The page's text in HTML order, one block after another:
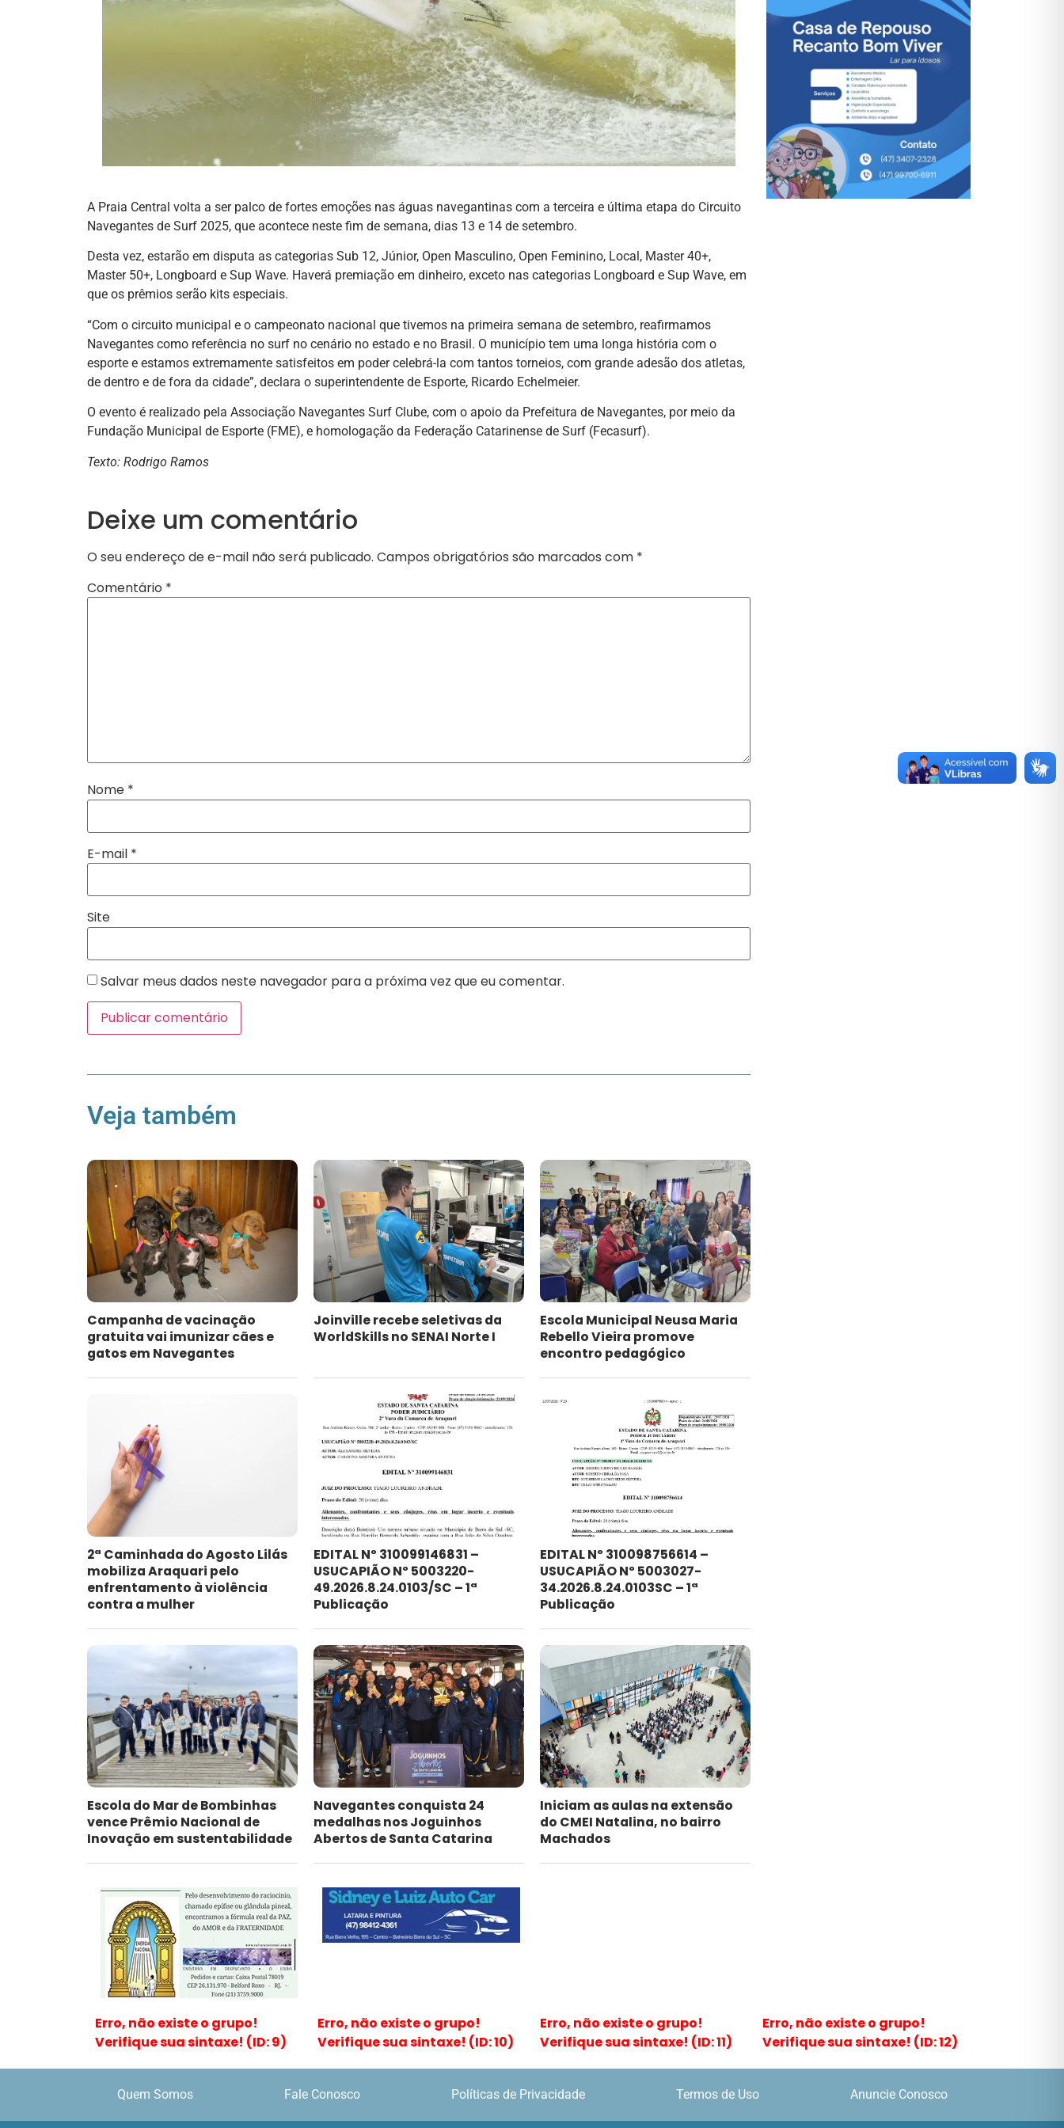
A Praia Central volta a ser palco de fortes emoções nas águas navegantinas com a terceira e última etapa do Circuito
Navegantes de Surf 2025, que acontece neste fim de semana, dias 13 e 14 de setembro.
Desta vez, estarão em disputa as categorias Sub 12, Júnior, Open Masculino, Open Feminino, Local, Master 40+,
Master 50+, Longboard e Sup Wave. Haverá premiação em dinheiro, exceto nas categorias Longboard e Sup Wave, em
que os prêmios serão kits especiais.
“Com o circuito municipal e o campeonato nacional que tivemos na primeira semana de setembro, reafirmamos
Navegantes como referência no surf no cenário no estado e no Brasil. O município tem uma longa história com o
esporte e estamos extremamente satisfeitos em poder celebrá-la com tantos torneios, com grande adesão dos atletas,
de dentro e de fora da cidade”, declara o superintendente de Esporte, Ricardo Echelmeier.
O evento é realizado pela Associação Navegantes Surf Clube, com o apoio da Prefeitura de Navegantes, por meio da
Fundação Municipal de Esporte (FME), e homologação da Federação Catarinense de Surf (Fecasurf).
Texto: Rodrigo Ramos
Deixe um comentário
O seu endereço de e-mail não será publicado. Campos obrigatórios são marcados com *
Comentário *
Nome *
E-mail *
Site
Salvar meus dados neste navegador para a próxima vez que eu comentar.
Veja também
Campanha de vacinação
gratuita vai imunizar cães e
gatos em Navegantes
Joinville recebe seletivas da
WorldSkills no SENAI Norte I
Escola Municipal Neusa Maria
Rebello Vieira promove
encontro pedagógico
2ª Caminhada do Agosto Lilás
mobiliza Araquari pelo
enfrentamento à violência
contra a mulher
EDITAL Nº 310099146831 –
USUCAPIÃO Nº 5003220-
49.2026.8.24.0103/SC – 1ª
Publicação
EDITAL Nº 310098756614 –
USUCAPIÃO Nº 5003027-
34.2026.8.24.0103SC – 1ª
Publicação
Escola do Mar de Bombinhas
vence Prêmio Nacional de
Inovação em sustentabilidade
Navegantes conquista 24
medalhas nos Joguinhos
Abertos de Santa Catarina
Iniciam as aulas na extensão
do CMEI Natalina, no bairro
Machados
Erro, não existe o grupo!
Verifique sua sintaxe! (ID: 9)
Erro, não existe o grupo!
Verifique sua sintaxe! (ID: 10)
Erro, não existe o grupo!
Verifique sua sintaxe! (ID: 11)
Erro, não existe o grupo!
Verifique sua sintaxe! (ID: 12)
Quem Somos Fale Conosco Políticas de Privacidade Termos de Uso Anuncie Conosco